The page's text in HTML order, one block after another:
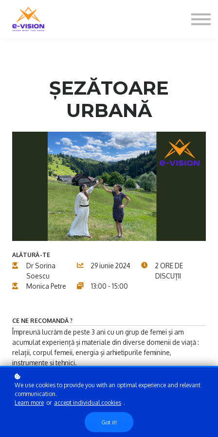
ȘEZĂTOARE
URBANĂ
ALĂTURĂ-TE
Dr Sorina
Soescu
29 iunie 2024
2 ORE DE
DISCUȚII
Monica Petre
13:00 - 15:00
CE NE RECOMANDĂ ?
Împreună lucrăm de peste 3 ani cu un grup de femei și am
acumulat experiență și materiale din diverse domenii de viață :
relații, corpul femeii, energia și arhietipurile feminine,
instrumente și tehnici.
MANUALUL FEMINA
Îndrumar pentru femei despre cum să se înțeleagă mai bine și
cum să trăiască într-o lume plină de provocări
We use cookies to provide you with an optimal experience and relevant
communication.
Learn more or accept individual cookies .
Got it!